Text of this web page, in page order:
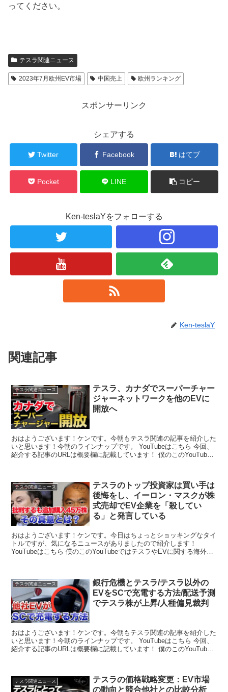
ってください。
テスラ関連ニュース
2023年7月欧州EV市場 中国売上 欧州ランキング
スポンサーリンク
シェアする
Twitter Facebook はてブ
Pocket LINE コピー
Ken-teslaYをフォローする
Ken-teslaY
関連記事
テスラ関連ニュース
テスラ、カナダでスーパーチャー
ジャーネットワークを他のEVに
開放へ
おはようございます！ケンです。今朝もテスラ関連の記事を紹介した
いと思います！今朝のラインナップです。 YouTubeはこちら 今回、
紹介する記事のURLは概要欄に記載しています！ 僕のこのYouTube
テスラ関連ニュース
テスラのトップ投資家は買い手は
後悔をし、イーロン・マスクが株
式売却でEV企業を「殺してい
る」と発言している
おはようございます！ケンです。今日はちょっとショッキングなタイ
トルですが、気になるニュースがありましたので紹介します！
YouTubeはこちら 僕のこのYouTubeではテスラやEVに関する海外の
テスラ関連ニュース
銀行危機とテスラ/テスラ以外の
EVをSCで充電する方法/配送予測
でテスラ株が上昇/人種偏見裁判
おはようございます！ケンです。今朝もテスラ関連の記事を紹介した
いと思います！今朝のラインナップです。 YouTubeはこちら 今回、
紹介する記事のURLは概要欄に記載しています！ 僕のこのYouTube
テスラ関連ニュース
テスラの価格戦略変更：EV市場
の動向と競合他社との比較分析